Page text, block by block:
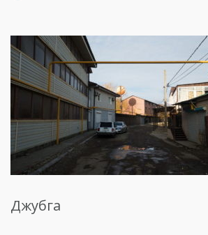
Джубга